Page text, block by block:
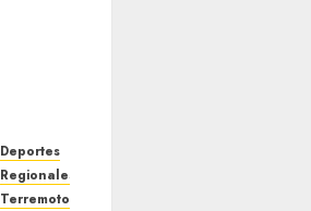
venezolana
pese a
ser
Deportes
Regionales
Terremoto